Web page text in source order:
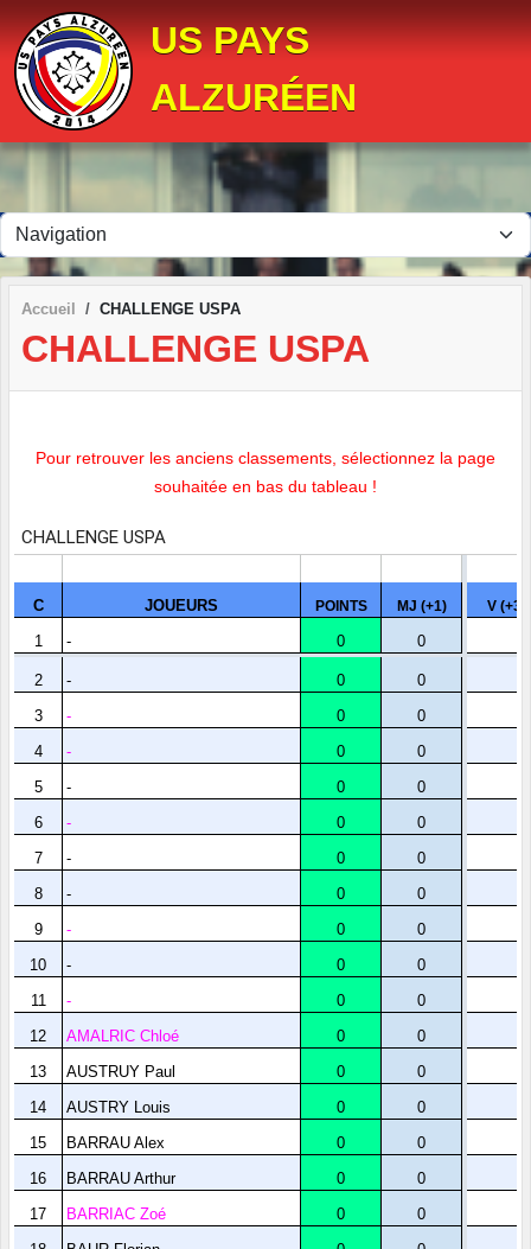
US PAYS
ALZURÉEN
Accueil CHALLENGE USPA
CHALLENGE USPA
Pour retrouver les anciens classements, sélectionnez la page
souhaitée en bas du tableau !
Panneau de gestion des cookies